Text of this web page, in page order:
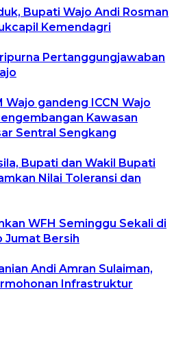
Bupati Wajo Andi Rosman
Kemendagri
Pertanggungjawaban
Wajo gandeng ICCN Wajo
Kawasan
Sentral Sengkang
Bupati dan Wakil Bupati
Nilai Toleransi dan
WFH Seminggu Sekali di
Jumat Bersih
Andi Amran Sulaiman,
Infrastruktur